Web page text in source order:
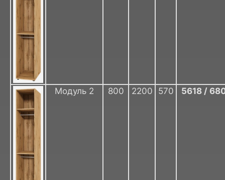
Модуль 2 800 2200 570 5618 /